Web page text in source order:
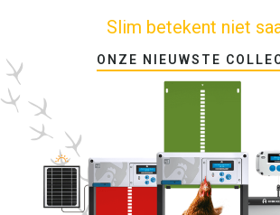
Slim betekent niet
ONZE NIEUWSTE